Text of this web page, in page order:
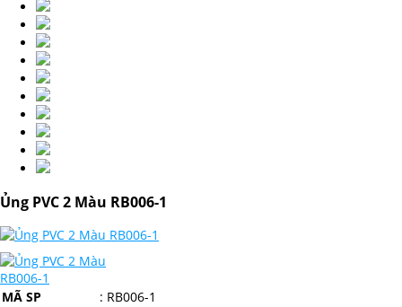
Ủng PVC 2 Màu RB006-1
MÃ SP
: RB006-1